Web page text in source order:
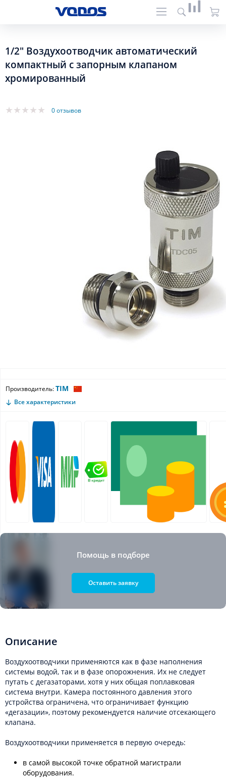
1/2" Воздухоотводчик автоматический
компактный с запорным клапаном
хромированный
0 отзывов
Производитель:TIM
Все характеристики
Помощь в подборе
Оставить заявку
Описание
Воздухоотводчики применяются как в фазе наполнения
системы водой, так и в фазе опорожнения. Их не следует
путать с дегазаторами, хотя у них общая поплавковая
система внутри. Камера постоянного давления этого
устройства ограничена, что ограничивает функцию
«дегазации», поэтому рекомендуется наличие отсекающего
клапана.
Воздухоотводчики применяется в первую очередь:
в самой высокой точке обратной магистрали
оборудования.